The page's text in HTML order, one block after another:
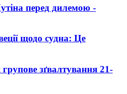
перед дилемою -
щодо судна: Це
зґвалтування 21-